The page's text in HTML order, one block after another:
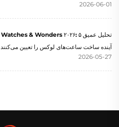
2026-06-01
آینده ساخت ساعت‌های لوکس را تعیین می‌کنند
2026-05-27